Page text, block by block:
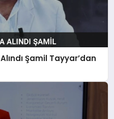
Şamil Tayyar’dan